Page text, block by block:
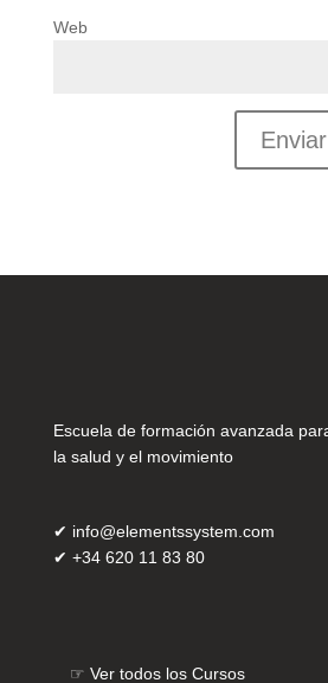
Web
Escuela de formación avanzada
la salud y el movimiento
✔ info@elementssystem.com
✔ +34 620 11 83 80
☞ Ver todos los Cursos